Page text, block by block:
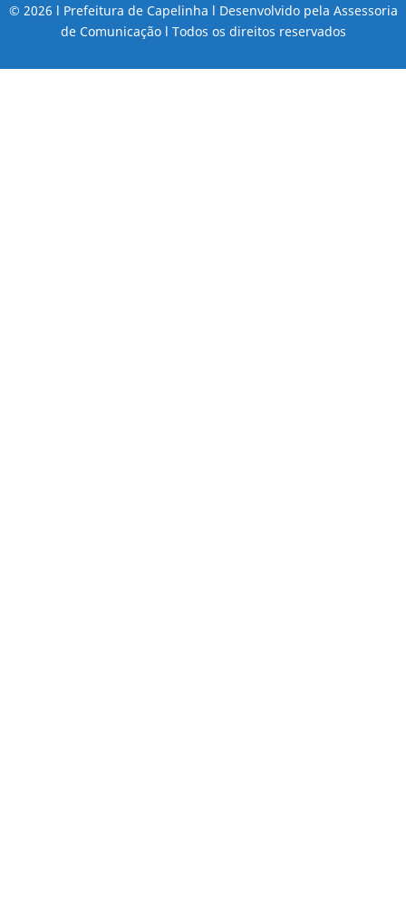
© 2026 l Prefeitura de Capelinha l Desenvolvido pela Assessoria
de Comunicação l Todos os direitos reservados